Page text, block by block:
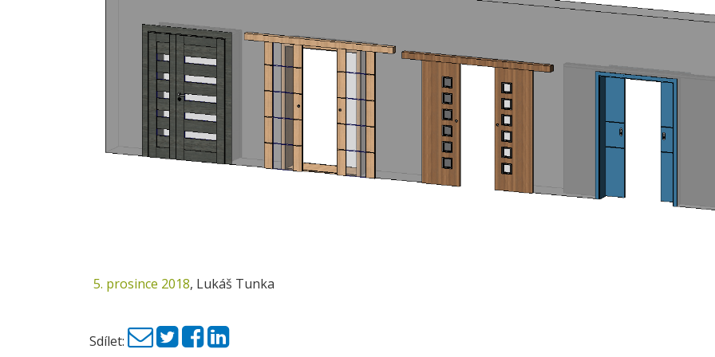
5. prosince 2018, Lukáš Tunka
Sdílet: